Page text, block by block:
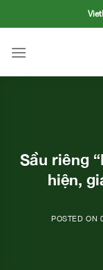
to
Sầu riêng
hiện,
POSTED ON